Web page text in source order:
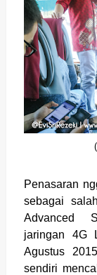
Penasaran
sebagai
Advanced
jaringan 4G
Agustus
sendiri